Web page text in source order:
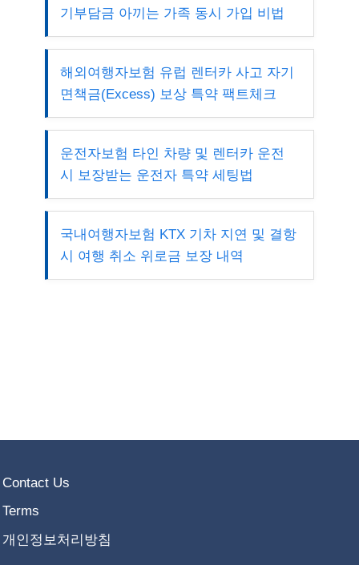
기부담금 아끼는 가족 동시 가입 비법
해외여행자보험 유럽 렌터카 사고 자기
면책금(Excess) 보상 특약 팩트체크
운전자보험 타인 차량 및 렌터카 운전
시 보장받는 운전자 특약 세팅법
국내여행자보험 KTX 기차 지연 및 결항
시 여행 취소 위로금 보장 내역
Contact Us
Terms
개인정보처리방침